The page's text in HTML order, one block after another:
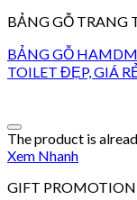
BẢNG GỖ TRANG
BẢNG GỖ
TOILET ĐẸP, GIÁ
The product is
Xem Nhanh
GIFT